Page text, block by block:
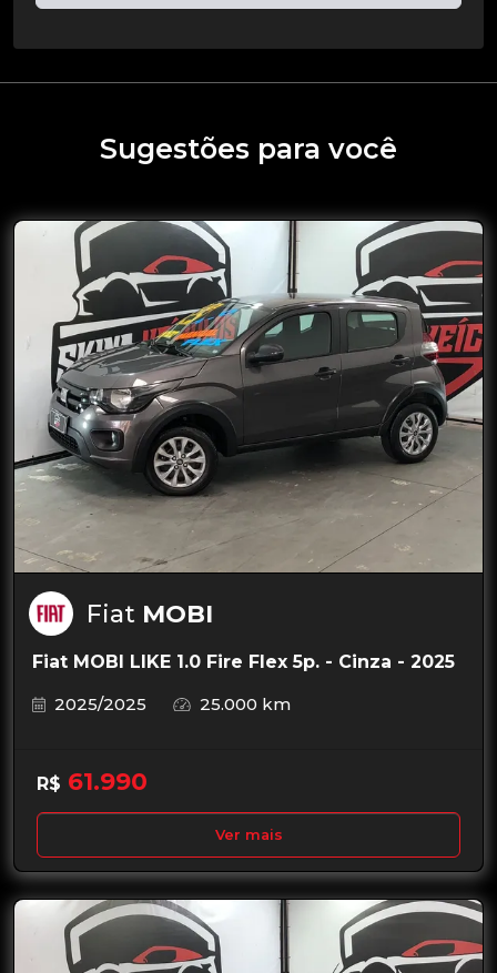
Sugestões para você
Fiat MOBI
Fiat MOBI LIKE 1.0 Fire Flex 5p. - Cinza - 2025
2025/2025
25.000 km
R$ 61.990
Ver mais